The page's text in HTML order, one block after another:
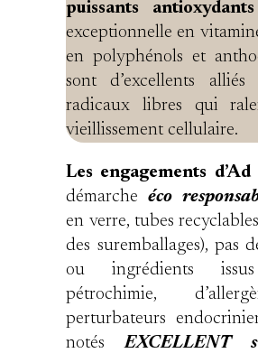
puissants antioxydants
exceptionnelle en
en polyphénols et
sont d’excellents
radicaux libres qui
vieillissement cellulaire.
Les engagements
démarcheéco
en verre, tubes
des suremballages), pas
ou ingrédients
pétrochimie,
perturbateurs
notés EXCELLENT